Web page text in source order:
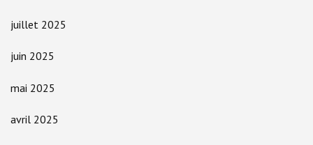
juillet 2025
juin 2025
mai 2025
avril 2025